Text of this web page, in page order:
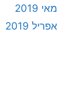
מאי 2019
אפריל 2019